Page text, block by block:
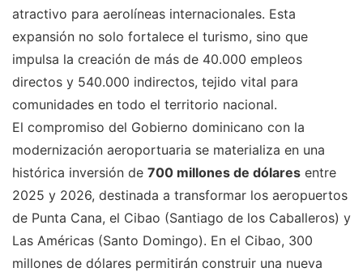
atractivo para aerolíneas internacionales. Esta
expansión no solo fortalece el turismo, sino que
impulsa la creación de más de 40.000 empleos
directos y 540.000 indirectos, tejido vital para
comunidades en todo el territorio nacional.
El compromiso del Gobierno dominicano con la
modernización aeroportuaria se materializa en una
histórica inversión de 700 millones de dólares entre
2025 y 2026, destinada a transformar los aeropuertos
de Punta Cana, el Cibao (Santiago de los Caballeros) y
Las Américas (Santo Domingo). En el Cibao, 300
millones de dólares permitirán construir una nueva